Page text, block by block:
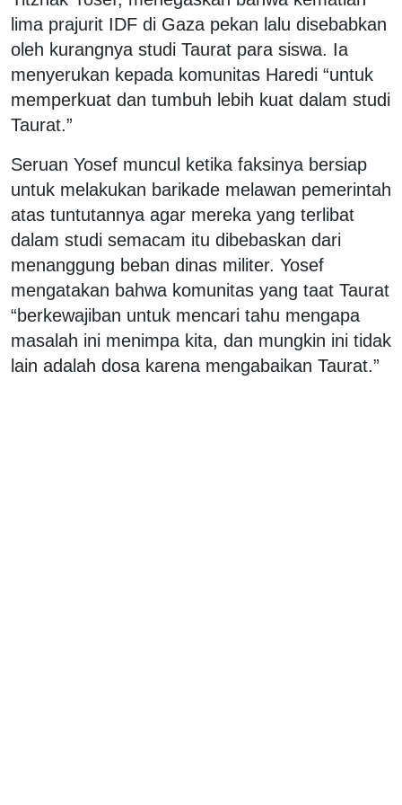
lima prajurit IDF di Gaza pekan lalu disebabkan
oleh kurangnya studi Taurat para siswa. Ia
menyerukan kepada komunitas Haredi “untuk
memperkuat dan tumbuh lebih kuat dalam studi
Taurat.”
Seruan Yosef muncul ketika faksinya bersiap
untuk melakukan barikade melawan pemerintah
atas tuntutannya agar mereka yang terlibat
dalam studi semacam itu dibebaskan dari
menanggung beban dinas militer. Yosef
mengatakan bahwa komunitas yang taat Taurat
“berkewajiban untuk mencari tahu mengapa
masalah ini menimpa kita, dan mungkin ini tidak
lain adalah dosa karena mengabaikan Taurat.”